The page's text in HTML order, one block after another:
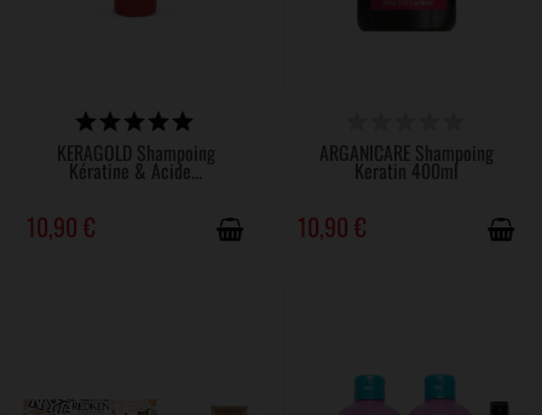
DISPONIBLE
KERAGOLD Shampoing
Kératine & Acide...
10,90 €
ARGANICARE Shampoing
Keratin 400ml
10,90 €